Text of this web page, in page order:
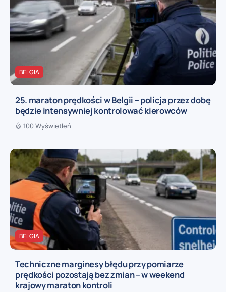
BELGIA
25. maraton prędkości w Belgii – policja przez dobę
będzie intensywniej kontrolować kierowców
100 Wyświetleń
BELGIA
Techniczne marginesy błędu przy pomiarze
prędkości pozostają bez zmian – w weekend
krajowy maraton kontroli